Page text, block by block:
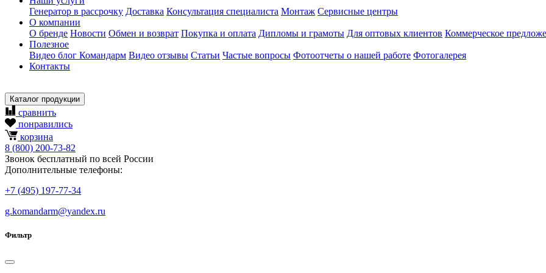
Генератор в рассрочку Доставка Консультация специалиста Монтаж Сервисные центры
О компании
О бренде Новости Обмен и возврат Покупка и оплата Дипломы и грамоты Для оптовых клиентов Коммерческое
Полезное
Видео блог Командарм Видео отзывы Статьи Частые вопросы Фотоотчеты о нашей работе Фотогалерея
Контакты
Каталог продукции
сравнить
понравились
корзина
8 (800) 200-73-82
Звонок бесплатный по всей России
Дополнительные телефоны:
+7 (495) 197-77-34
g.komandarm@yandex.ru
Фильтр